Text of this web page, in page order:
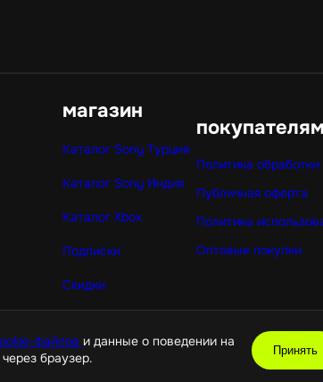
файлов и данные о поведении на
браузер.
Принять
магазин
Каталог Sony Турция
Каталог Sony Индия
Каталог Xbox
Подписки
Скидки
покупателям
Политика
Публичная оферта
Политика
Оптовые покупки